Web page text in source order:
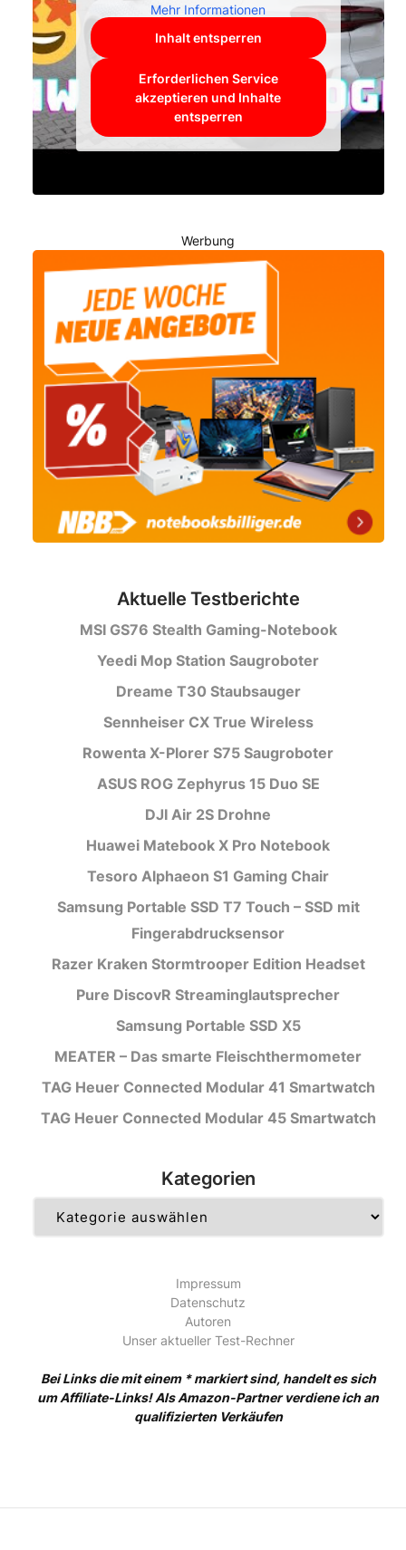
Mehr Informationen
Inhalt entsperren
Erforderlichen Service
akzeptieren und Inhalte
entsperren
Werbung
Aktuelle Testberichte
MSI GS76 Stealth Gaming-Notebook
Yeedi Mop Station Saugroboter
Dreame T30 Staubsauger
Sennheiser CX True Wireless
Rowenta X-Plorer S75 Saugroboter
ASUS ROG Zephyrus 15 Duo SE
DJI Air 2S Drohne
Huawei Matebook X Pro Notebook
Tesoro Alphaeon S1 Gaming Chair
Samsung Portable SSD T7 Touch – SSD mit
Fingerabdrucksensor
Razer Kraken Stormtrooper Edition Headset
Pure DiscovR Streaminglautsprecher
Samsung Portable SSD X5
MEATER – Das smarte Fleischthermometer
TAG Heuer Connected Modular 41 Smartwatch
TAG Heuer Connected Modular 45 Smartwatch
Kategorien
Impressum
Datenschutz
Autoren
Unser aktueller Test-Rechner
Bei Links die mit einem * markiert sind, handelt es sich
um Affiliate-Links! Als Amazon-Partner verdiene ich an
qualifizierten Verkäufen